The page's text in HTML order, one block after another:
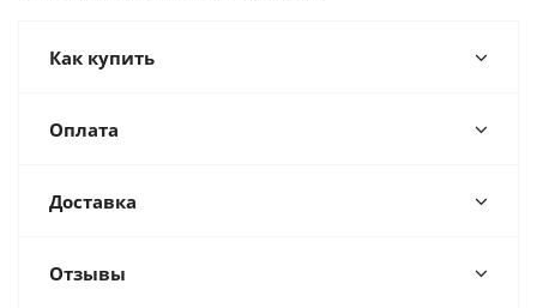
Как купить
Оплата
Доставка
Отзывы